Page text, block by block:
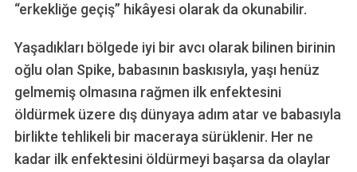
“erkekliğe geçiş” hikâyesi olarak da okunabilir.
Yaşadıkları bölgede iyi bir avcı olarak bilinen birinin
oğlu olan Spike, babasının baskısıyla, yaşı henüz
gelmemiş olmasına rağmen ilk enfektesini
öldürmek üzere dış dünyaya adım atar ve babasıyla
birlikte tehlikeli bir maceraya sürüklenir. Her ne
kadar ilk enfektesini öldürmeyi başarsa da olaylar